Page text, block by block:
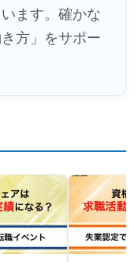
ます。確かな
方」をサポー